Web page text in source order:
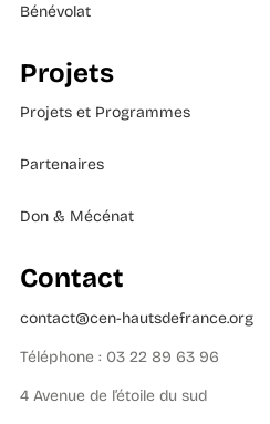
Bénévolat
Projets
Projets et Programmes
Partenaires
Don & Mécénat
Contact
contact@cen-hautsdefrance.org
Téléphone : 03 22 89 63 96
4 Avenue de l’étoile du sud